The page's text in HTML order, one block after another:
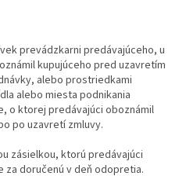
prevádzkarni predávajúceho, u
kupujúceho pred uzavretím
alebo prostriedkami
alebo miesta podnikania
o ktorej predávajúci oboznámil
po uzavretí zmluvy.
zásielkou, ktorú predávajúci
doručenú v deň odopretia.